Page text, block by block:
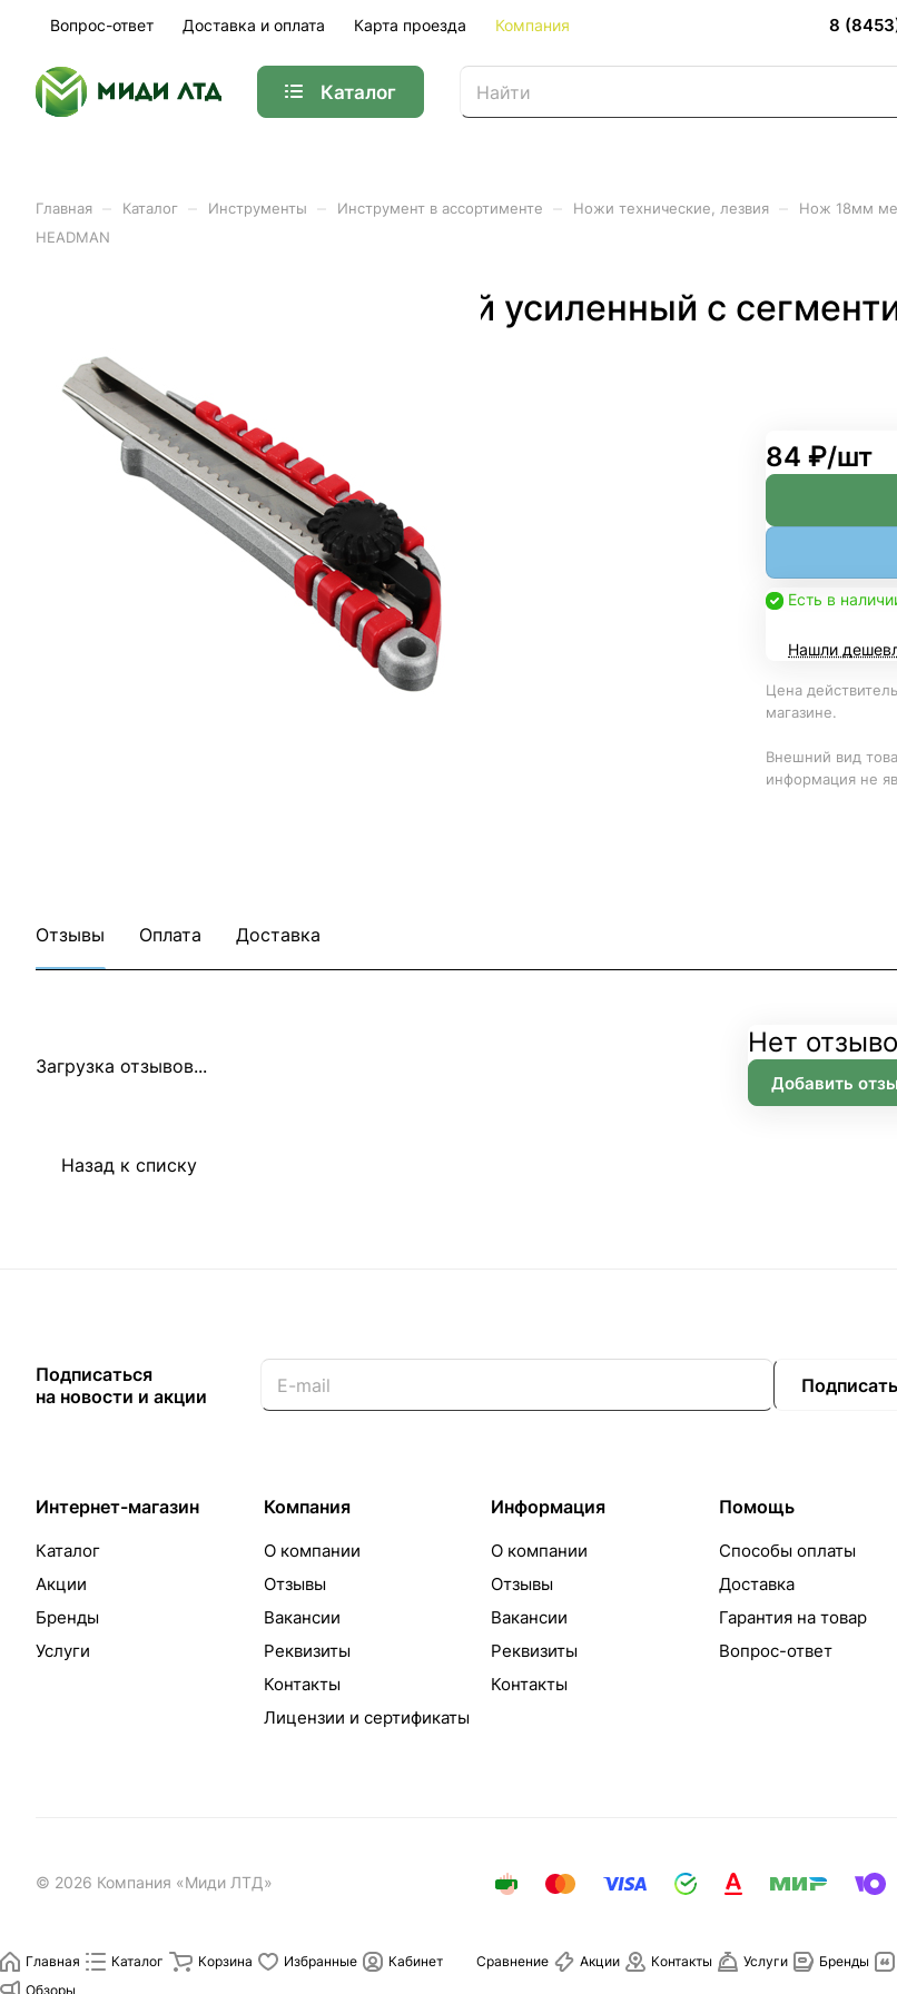
Вопрос-ответ Доставка и оплата Карта проезда Компания 8
Каталог
Главная Каталог Инструменты Инструмент в ассортименте Ножи технические, лезвия
Нож 18мм
HEADMAN
Нож 18мм металлический усиленный с
фиксатор HEADMAN
685-006
Все товары категории
84 ₽/шт
Есть в
Нашли
Цена
магазине.
Внешний вид
информация не
Отзывы Оплата Доставка
Загрузка отзывов...
Нет
Добавить
Назад к списку
Подписаться
на новости и акции
Интернет-магазин
Каталог
Акции
Бренды
Услуги
Компания
О компании
Отзывы
Вакансии
Реквизиты
Контакты
Лицензии и сертификаты
Информация
О компании
Отзывы
Вакансии
Реквизиты
Контакты
Помощь
Способы оплаты
Доставка
Гарантия на товар
Вопрос-ответ
© 2026 Компания «Миди ЛТД»
Главная Каталог Корзина Избранные Кабинет Сравнение Акции Контакты Услуги Бренды
Обзоры